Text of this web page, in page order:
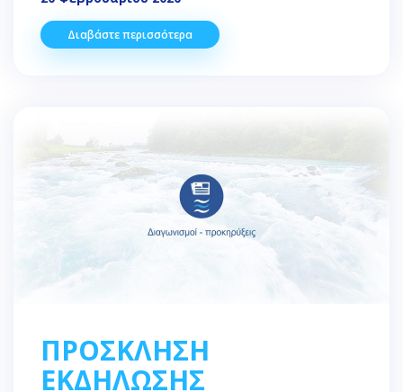
Διαβάστε περισσότερα
ΠΡΟΣΚΛΗΣΗ
ΕΚΔΗΛΩΣΗΣ